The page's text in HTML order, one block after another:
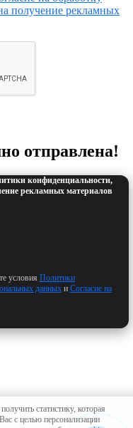
статистику, которая
с целью персонализации
получение рекламных
отправлена!
конфиденциальности,
рекламных материалов
условия Политики
данныхи Согласие на